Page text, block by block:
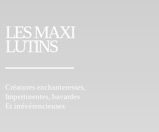
LES MAXI
LUTINS
Créatures enchanteresses,
Impertinentes, bavardes
Et irrévérencieuses